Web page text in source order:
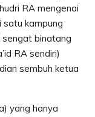
RA mengenai
kampung
binatang
RA sendiri)
sembuh ketua
yang hanya